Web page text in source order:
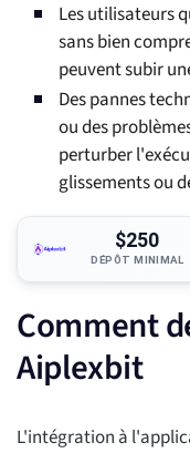
Les utilisateurs
sans bien
peuvent subir
Des pannes
ou des
perturber
glissements ou
$250
DÉPÔT MINIMAL
Comment
Aiplexbit
L'intégration à